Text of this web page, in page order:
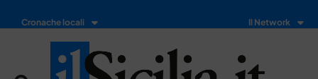
Cronache locali Il Network